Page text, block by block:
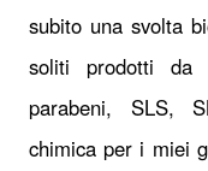
subito una svolta
soliti prodotti da
parabeni, SLS,
chimica per i miei